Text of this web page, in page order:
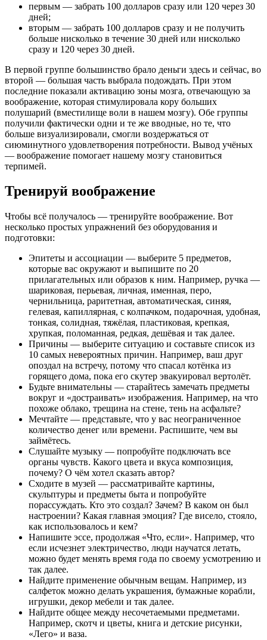
первым — забрать 100 долларов сразу или 120 через 30
дней;
вторым — забрать 100 долларов сразу и не получить
больше нисколько в течение 30 дней или нисколько
сразу и 120 через 30 дней.
В первой группе большинство брало деньги здесь и сейчас, во
второй — большая часть выбрала подождать. При этом
последние показали активацию зоны мозга, отвечающую за
воображение, которая стимулировала кору больших
полушарий (вместилище воли в нашем мозгу). Обе группы
получили фактически одни и те же вводные, но те, что
больше визуализировали, смогли воздержаться от
сиюминутного удовлетворения потребности. Вывод учёных
— воображение помогает нашему мозгу становиться
терпимей.
Тренируй воображение
Чтобы всё получалось — тренируйте воображение. Вот
несколько простых упражнений без оборудования и
подготовки:
Эпитеты и ассоциации — выберите 5 предметов,
которые вас окружают и выпишите по 20
прилагательных или образов к ним. Например, ручка —
шариковая, перьевая, личная, именная, перо,
чернильница, раритетная, автоматическая, синяя,
гелевая, капиллярная, с колпачком, подарочная, удобная,
тонкая, солидная, тяжёлая, пластиковая, крепкая,
хрупкая, поломанная, редкая, дешёвая и так далее.
Причины — выберите ситуацию и составьте список из
10 самых невероятных причин. Например, ваш друг
опоздал на встречу, потому что спасал котёнка из
горящего дома, пока его скутер эвакуировал вертолёт.
Будьте внимательны — старайтесь замечать предметы
вокруг и «достраивать» изображения. Например, на что
похоже облако, трещина на стене, тень на асфальте?
Мечтайте — представьте, что у вас неограниченное
количество денег или времени. Распишите, чем вы
займётесь.
Слушайте музыку — попробуйте подключать все
органы чувств. Какого цвета и вкуса композиция,
почему? О чём хотел сказать автор?
Сходите в музей — рассматривайте картины,
скульптуры и предметы быта и попробуйте
порассуждать. Кто это создал? Зачем? В каком он был
настроении? Какая главная эмоция? Где висело, стояло,
как использовалось и кем?
Напишите эссе, продолжая «Что, если». Например, что
если исчезнет электричество, люди научатся летать,
можно будет менять время года по своему усмотрению и
так далее.
Найдите применение обычным вещам. Например, из
салфеток можно делать украшения, бумажные корабли,
игрушки, декор мебели и так далее.
Найдите общее между несочетаемыми предметами.
Например, скотч и цветы, книга и детские рисунки,
«Лего» и ваза.